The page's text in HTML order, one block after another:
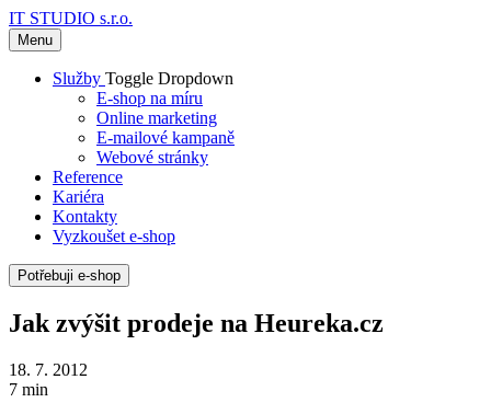
IT STUDIO s.r.o.
Menu
Služby Toggle Dropdown
E-shop na míru
Online marketing
E-mailové kampaně
Webové stránky
Reference
Kariéra
Kontakty
Vyzkoušet e-shop
Potřebuji e-shop
Jak zvýšit prodeje na Heureka.cz
18. 7. 2012
7 min